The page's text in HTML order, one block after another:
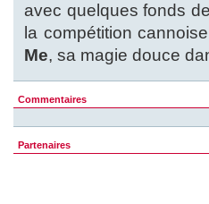
avec quelques fonds
la compétition
Me, sa magie douce
Commentaires
Partenaires